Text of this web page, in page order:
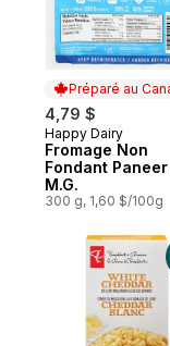
Préparé au
4,79 $
Préparé au
Happy Dairy
Fromage Non
Fondant
M.G.
300 g, 1,60 $/100g